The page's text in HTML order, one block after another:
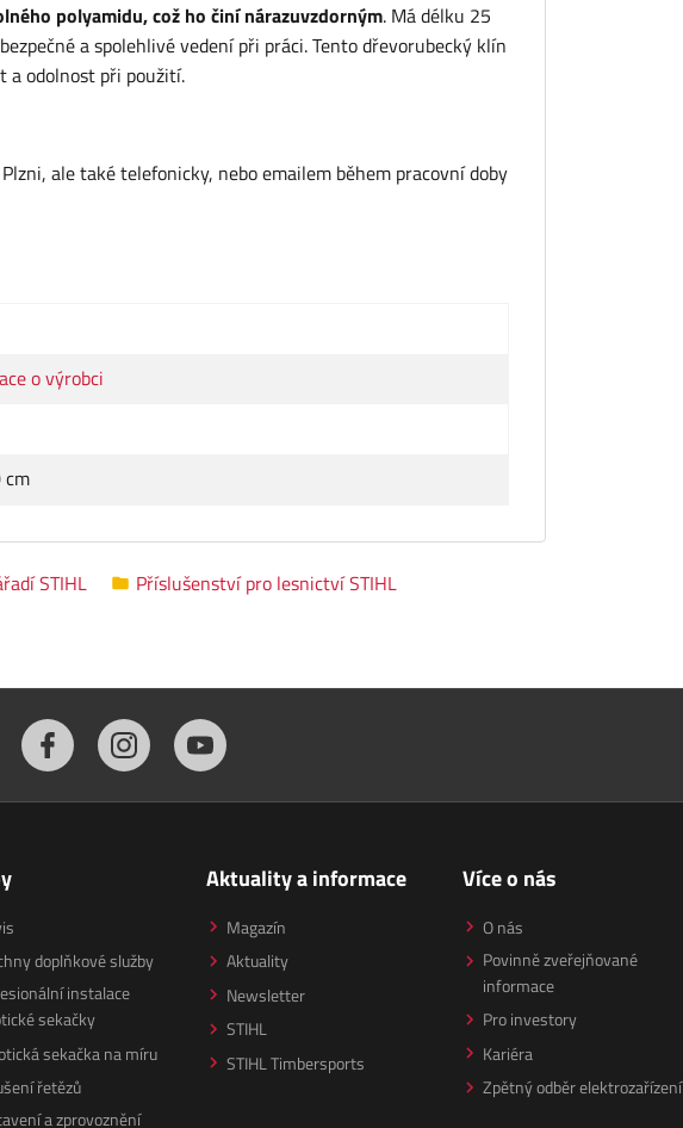
polyamidu, což ho činí nárazuvzdorným. Má délku 25
a spolehlivé vedení při práci. Tento dřevorubecký klín
a odolnost při použití.
ale také telefonicky, nebo emailem během pracovní doby
o výrobci
cm
STIHL Příslušenství pro lesnictví STIHL
doplňkové služby
instalace
sekačky
sekačka na míru
řetězů
a zprovoznění
Aktuality a informace
Magazín
Aktuality
Newsletter
STIHL
STIHL Timbersports
Více o nás
O nás
Povinně zveřejňované
informace
Pro investory
Kariéra
Zpětný odběr elektrozařízení